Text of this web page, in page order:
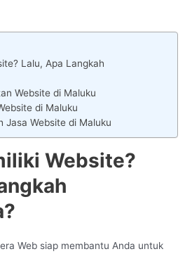
Lalu, Apa Langkah
Website di Maluku
di Maluku
Jasa Website di Maluku
Website?
Web siap membantu Anda untuk